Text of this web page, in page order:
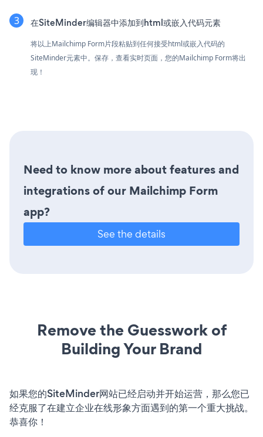
在SiteMinder编辑器中添加到html或嵌入代码元素
将以上Mailchimp Form片段粘贴到任何接受html或嵌入代码的
SiteMinder元素中。保存，查看实时页面，您的Mailchimp Form将出
现！
Need to know more about features and
integrations of our Mailchimp Form
app?
See the details
Remove the Guesswork of
Building Your Brand
如果您的SiteMinder网站已经启动并开始运营，那么您已
经克服了在建立企业在线形象方面遇到的第一个重大挑战。
恭喜你！